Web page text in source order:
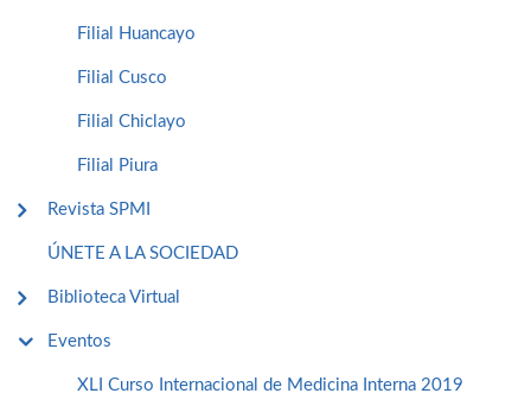
Filial Huancayo
Filial Cusco
Filial Chiclayo
Filial Piura
Revista SPMI
ÚNETE A LA SOCIEDAD
Biblioteca Virtual
Eventos
XLI Curso Internacional de Medicina Interna 2019